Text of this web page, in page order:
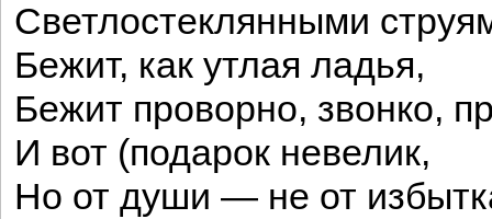
Светлостеклянными
Бежит, как утлая ладья,
Бежит проворно, звонко,
И вот (подарок невелик,
Но от души — не от